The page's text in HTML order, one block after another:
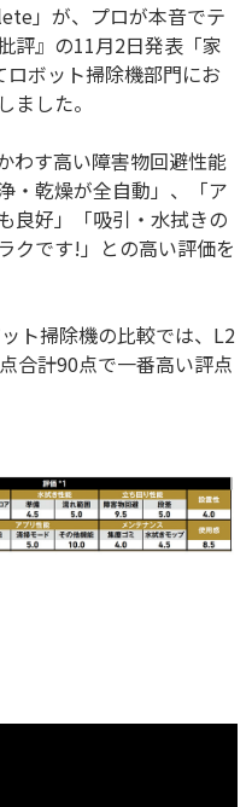
」が、プロが本音でテ
評』の11月2日発表「家
ロボット掃除機部門にお
ました。
わす高い障害物回避性能
・乾燥が全自動」、「ア
良好」「吸引・水拭きの
クです!」との高い評価を
ト掃除機の比較では、L2
合計90点で一番高い評点